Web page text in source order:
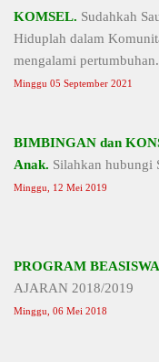
KOMSEL. Sudahkah
Hiduplah dalam
mengalami
Minggu 05 September 2021
BIMBINGAN dan
Anak. Silahkan hubungi
Minggu, 12 Mei 2019
PROGRAM
AJARAN 2018/2019
Minggu, 06 Mei 2018